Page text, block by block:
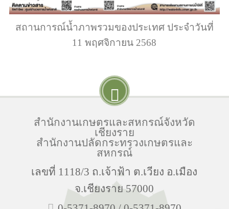
สถานการณ์น้ำภาพรวมของประเทศ ประจำวันที่
11 พฤศจิกายน 2568
สำนักงานเกษตรและสหกรณ์จังหวัด
เชียงราย
สำนักงานปลัดกระทรวงเกษตรและ
สหกรณ์
เลขที่ 1118/3 ถ.เจ้าฟ้า ต.เวียง อ.เมือง
จ.เชียงราย 57000